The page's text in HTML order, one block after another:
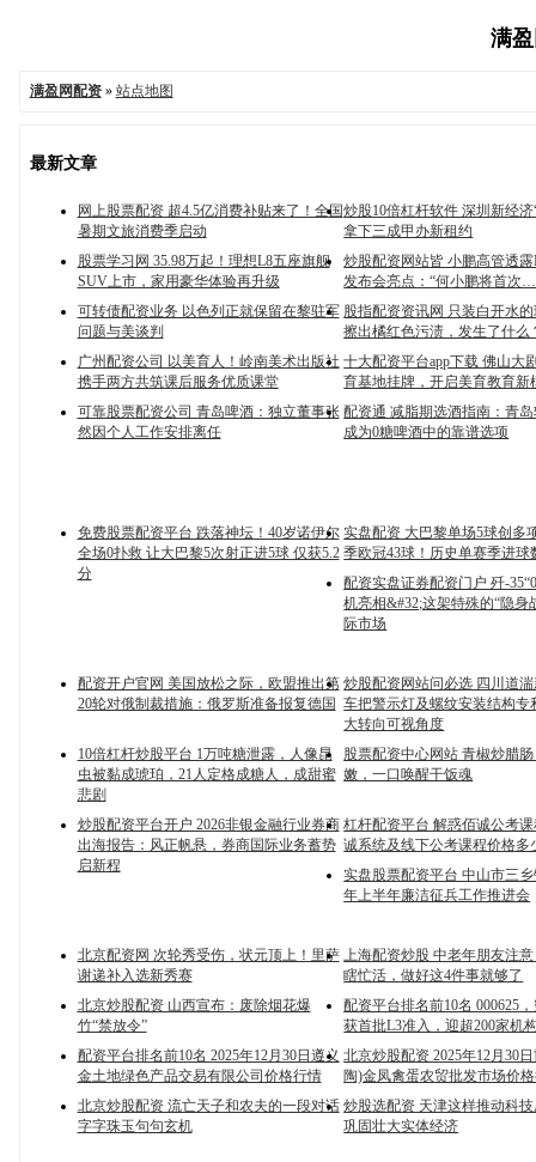
满
满盈网配资» 站点地图
最新文章
网上股票配资 超4.5亿消费补贴来了！全国
暑期文旅消费季启动
炒股10倍杠杆软件 深圳新经济
拿下三成甲办新租约
股票学习网 35.98万起！理想L8五座旗舰
SUV上市，家用豪华体验再升级
炒股配资网站皆 小鹏高管透
发布会亮点：“何小鹏将首次
可转债配资业务 以色列正就保留在黎驻军
问题与美谈判
股指配资资讯网 只装白开水
擦出橘红色污渍，发生了什么
广州配资公司 以美育人！岭南美术出版社
携手两方共筑课后服务优质课堂
十大配资平台app下载 佛山大
育基地挂牌，开启美育教育新
可靠股票配资公司 青岛啤酒：独立董事张
然因个人工作安排离任
配资通 减脂期选酒指南：青
成为0糖啤酒中的靠谱选项
免费股票配资平台 跌落神坛！40岁诺伊尔
全场0扑救 让大巴黎5次射正进5球 仅获5.2
分
实盘配资 大巴黎单场5球创多
季欧冠43球！历史单赛季进球
配资实盘证券配资门户 歼-
机亮相&#32;这架特殊的“隐身
际市场
配资开户官网 美国放松之际，欧盟推出第
20轮对俄制裁措施：俄罗斯准备报复德国
炒股配资网站问必选 四川道
车把警示灯及螺纹安装结构专
大转向可视角度
10倍杠杆炒股平台 1万吨糖泄露，人像昆
虫被黏成琥珀，21人定格成糖人，成甜蜜
悲剧
股票配资中心网站 青椒炒腊
嫩，一口唤醒干饭魂
炒股配资平台开户 2026非银金融行业券商
出海报告：风正帆悬，券商国际业务蓄势
启新程
杠杆配资平台 解惑佰诚公考
诚系统及线下公考课程价格多
实盘股票配资平台 中山市三乡
年上半年廉洁征兵工作推进会
北京配资网 次轮秀受伤，状元顶上！里萨
谢递补入选新秀赛
上海配资炒股 中老年朋友注
瞎忙活，做好这4件事就够了
北京炒股配资 山西宣布：废除烟花爆
竹“禁放令”
配资平台排名前10名 000625
获首批L3准入，迎超200家机
配资平台排名前10名 2025年12月30日遵义
金土地绿色产品交易有限公司价格行情
北京炒股配资 2025年12月30
陶)金凤禽蛋农贸批发市场价
北京炒股配资 流亡天子和农夫的一段对话
字字珠玉句句玄机
炒股选配资 天津这样推动科
巩固壮大实体经济